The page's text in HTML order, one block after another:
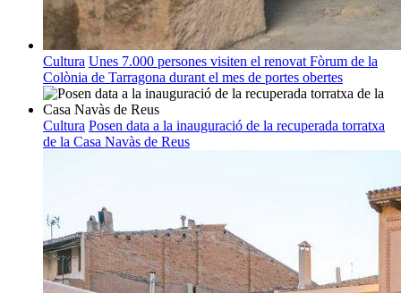
Cultura Unes 7.000 persones visiten el renovat Fòrum de la
Colònia de Tarragona durant el mes de portes obertes
Cultura Posen data a la inauguració de la recuperada torratxa
de la Casa Navàs de Reus